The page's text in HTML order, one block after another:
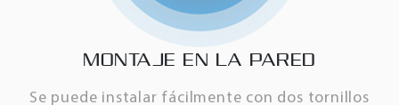
MONTAJE EN LA PARED
Se puede instalar fácilmente con dos tornillos